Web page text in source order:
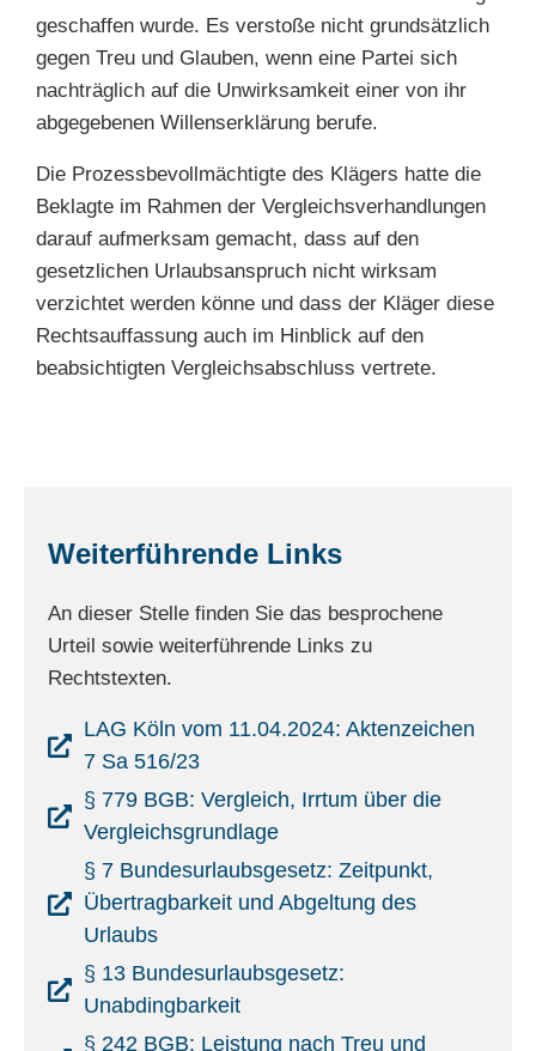
geschaffen wurde. Es verstoße nicht grundsätzlich
gegen Treu und Glauben, wenn eine Partei sich
nachträglich auf die Unwirksamkeit einer von ihr
abgegebenen Willenserklärung berufe.
Die Prozessbevollmächtigte des Klägers hatte die
Beklagte im Rahmen der Vergleichsverhandlungen
darauf aufmerksam gemacht, dass auf den
gesetzlichen Urlaubsanspruch nicht wirksam
verzichtet werden könne und dass der Kläger diese
Rechtsauffassung auch im Hinblick auf den
beabsichtigten Vergleichsabschluss vertrete.
Weiterführende Links
An dieser Stelle finden Sie das besprochene
Urteil sowie weiterführende Links zu
Rechtstexten.
LAG Köln vom 11.04.2024: Aktenzeichen
7 Sa 516/23
§ 779 BGB: Vergleich, Irrtum über die
Vergleichsgrundlage
§ 7 Bundesurlaubsgesetz: Zeitpunkt,
Übertragbarkeit und Abgeltung des
Urlaubs
§ 13 Bundesurlaubsgesetz:
Unabdingbarkeit
§ 242 BGB: Leistung nach Treu und